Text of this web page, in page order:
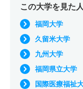
この大学を見た
福岡大学
久留米大学
九州大学
福岡県立大学
国際医療福祉